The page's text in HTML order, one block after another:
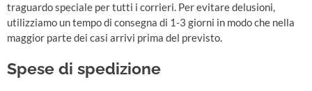
traguardo speciale per tutti i corrieri. Per evitare delusioni,
utilizziamo un tempo di consegna di 1-3 giorni in modo che nella
maggior parte dei casi arrivi prima del previsto.
Spese di spedizione